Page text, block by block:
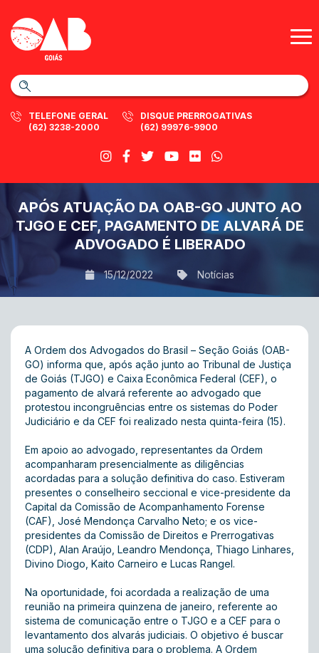
TELEFONE GERAL
(62) 3238-2000
DISQUE PRERROGATIVAS
(62) 99976-9900
APÓS ATUAÇÃO DA OAB-GO JUNTO AO
TJGO E CEF, PAGAMENTO DE ALVARÁ DE
ADVOGADO É LIBERADO
15/12/2022 Notícias
A Ordem dos Advogados do Brasil – Seção Goiás (OAB-
GO) informa que, após ação junto ao Tribunal de Justiça
de Goiás (TJGO) e Caixa Econômica Federal (CEF), o
pagamento de alvará referente ao advogado que
protestou incongruências entre os sistemas do Poder
Judiciário e da CEF foi realizado nesta quinta-feira (15).
Em apoio ao advogado, representantes da Ordem
acompanharam presencialmente as diligências
acordadas para a solução definitiva do caso. Estiveram
presentes o conselheiro seccional e vice-presidente da
Capital da Comissão de Acompanhamento Forense
(CAF), José Mendonça Carvalho Neto; e os vice-
presidentes da Comissão de Direitos e Prerrogativas
(CDP), Alan Araújo, Leandro Mendonça, Thiago Linhares,
Divino Diogo, Kaito Carneiro e Lucas Rangel.
Na oportunidade, foi acordada a realização de uma
reunião na primeira quinzena de janeiro, referente ao
sistema de comunicação entre o TJGO e a CEF para o
levantamento dos alvarás judiciais. O objetivo é buscar
uma solução definitiva para o problema. A Ordem